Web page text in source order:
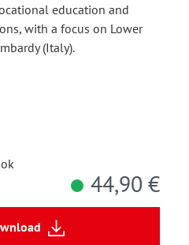
education and
with a focus on Lower
(Italy).
44,90 €